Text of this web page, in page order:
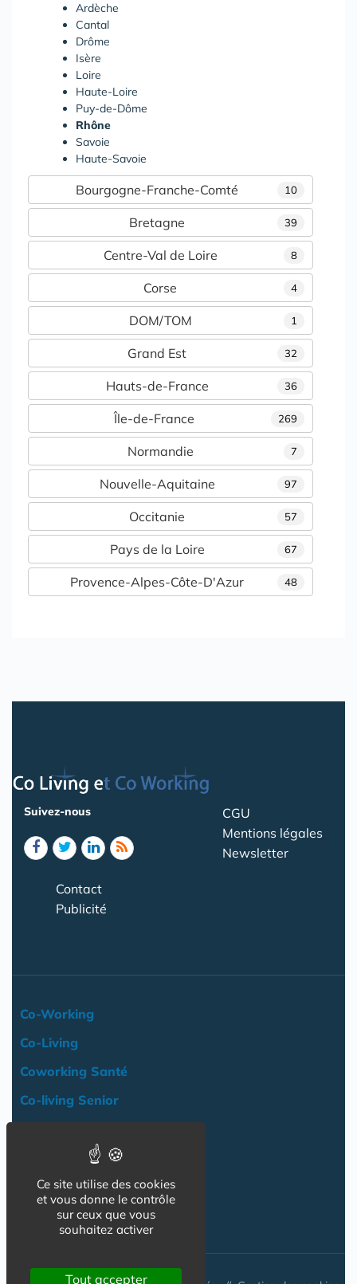
Ardèche
Cantal
Drôme
Isère
Loire
Haute-Loire
Puy-de-Dôme
Rhône
Savoie
Haute-Savoie
10
Bourgogne-Franche-Comté
39
Bretagne
8
Centre-Val de Loire
4
Corse
1
DOM/TOM
32
Grand Est
36
Hauts-de-France
269
Île-de-France
7
Normandie
97
Nouvelle-Aquitaine
57
Occitanie
67
Pays de la Loire
48
Provence-Alpes-Côte-D'Azur
Suivez-nous
CGU
Mentions légales
Newsletter
Contact
Publicité
Co-Working
Co-Living
Coworking Santé
Co-living Senior
Professionnels
NOS AUTRES SITES :
Ce site utilise des cookies
et vous donne le contrôle
sur ceux que vous
souhaitez activer
Tout accepter